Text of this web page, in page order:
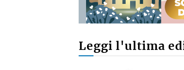
Leggi l'ultima